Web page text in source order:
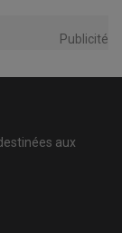
Publicité
aux